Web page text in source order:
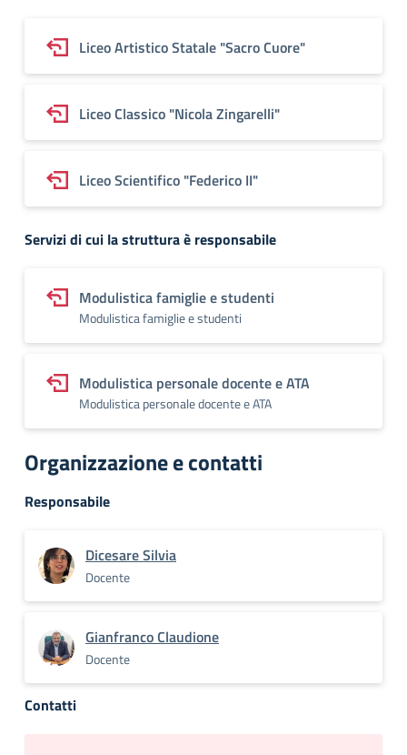
Liceo Artistico Statale "Sacro Cuore"
Liceo Classico "Nicola Zingarelli"
Liceo Scientifico "Federico II"
Servizi di cui la struttura è responsabile
Modulistica famiglie e studenti
Modulistica famiglie e studenti
Modulistica personale docente e ATA
Modulistica personale docente e ATA
Organizzazione e contatti
Responsabile
Dicesare Silvia
Docente
Gianfranco Claudione
Docente
Contatti